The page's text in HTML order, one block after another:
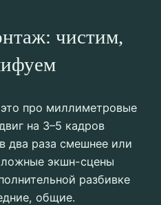
чистим,
про миллиметровые
на 3–5 кадров
два раза смешнее или
экшн-сцены
разбивке
общие.